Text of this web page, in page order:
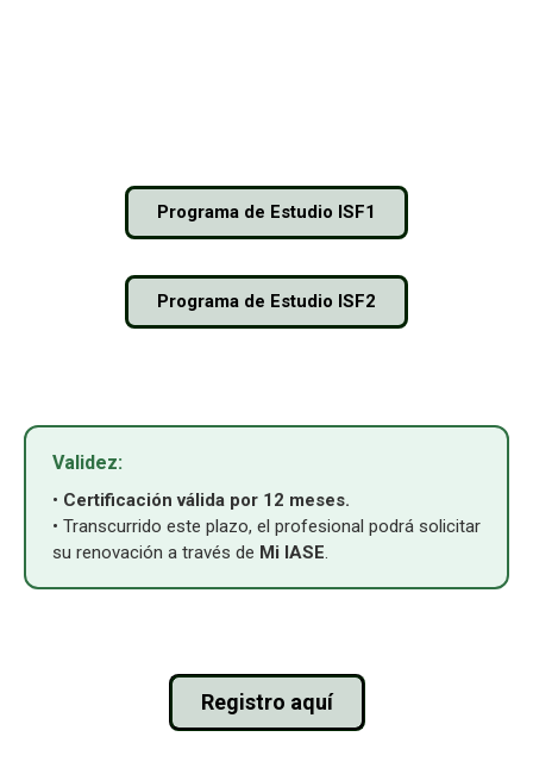
Programa de Estudio ISF1
Programa de Estudio ISF2
Validez:
• Certificación válida por 12 meses.
• Transcurrido este plazo, el profesional podrá solicitar
su renovación a través de Mi IASE.
Registro aquí